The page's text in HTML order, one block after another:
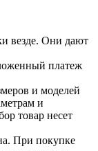
везде. Они дают
платеж
и моделей
и
товар несет
При покупке